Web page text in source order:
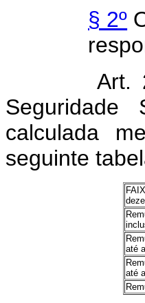
§ 2º
Art.
calculada
seguinte
até
até